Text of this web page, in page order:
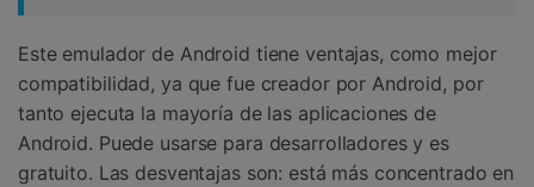
Este emulador de Android tiene ventajas, como mejor
compatibilidad, ya que fue creador por Android, por
tanto ejecuta la mayoría de las aplicaciones de
Android. Puede usarse para desarrolladores y es
gratuito. Las desventajas son: está más concentrado en